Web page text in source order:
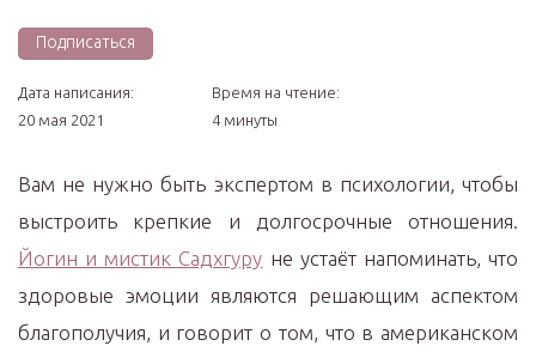
Подписаться
Дата написания:
20 мая 2021
Время на чтение:
4 минуты
Вам не нужно быть экспертом в психологии, чтобы
выстроить крепкие и долгосрочные отношения.
Йогин и мистик Садхгуру не устаёт напоминать, что
здоровые эмоции являются решающим аспектом
благополучия, и говорит о том, что в американском